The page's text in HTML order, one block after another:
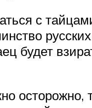
с
будет
осторожно,